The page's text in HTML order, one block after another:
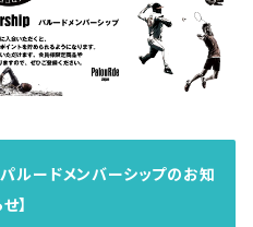
ードメンバーシップのお知
】